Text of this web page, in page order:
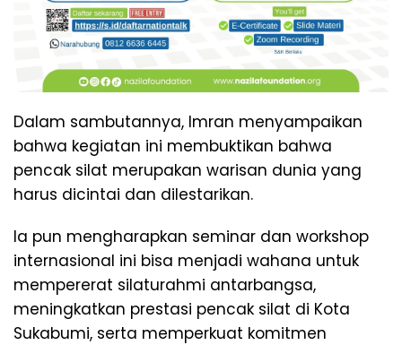
Dalam sambutannya, Imran menyampaikan
bahwa kegiatan ini membuktikan bahwa
pencak silat merupakan warisan dunia yang
harus dicintai dan dilestarikan.
Ia pun mengharapkan seminar dan workshop
internasional ini bisa menjadi wahana untuk
mempererat silaturahmi antarbangsa,
meningkatkan prestasi pencak silat di Kota
Sukabumi, serta memperkuat komitmen